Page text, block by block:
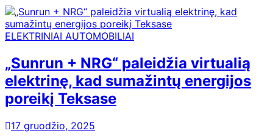
ELEKTRINIAI AUTOMOBILIAI
„Sunrun + NRG“ paleidžia virtualią
elektrinę, kad sumažintų energijos
poreikį Teksase
17 gruodžio, 2025